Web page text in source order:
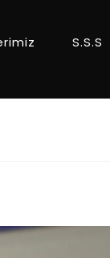
S.S.S